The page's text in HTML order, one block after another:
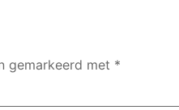
gemarkeerd met *